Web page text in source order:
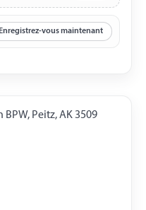
Enregistrez-vous maintenant